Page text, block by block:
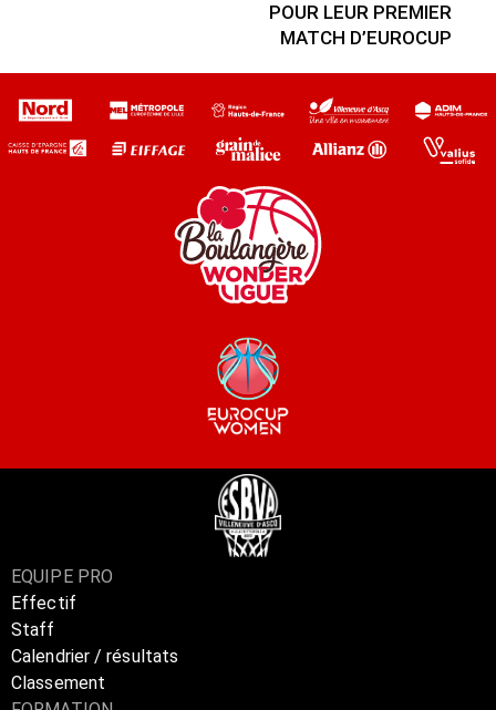
POUR LEUR PREMIER
MATCH D’EUROCUP
EQUIPE PRO
Effectif
Staff
Calendrier / résultats
Classement